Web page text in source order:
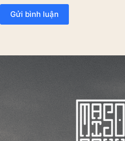
Gửi bình luận